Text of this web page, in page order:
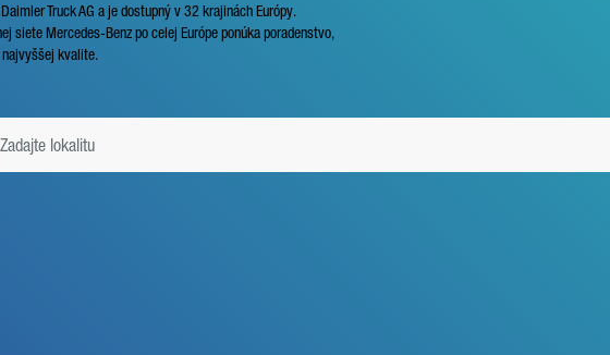
Truck AG a je dostupný v 32 krajinách Európy.
siete Mercedes-Benz po celej Európe ponúka poradenstvo,
najvyššej kvalite.